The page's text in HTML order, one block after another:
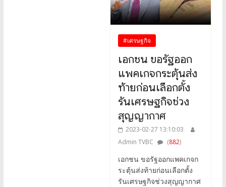
#เศรษฐกิจ
เอกชน ขอรัฐออก
แพคเกจกระตุ้นส่ง
ท้ายก่อนเลือกตั้ง
รันเศรษฐกิจช่วง
สุญญากาศ
2023-02-27 13:10:03
Admin TVBC
(882)
เอกชน ขอรัฐออกแพคเกจก
ระตุ้นส่งท้ายก่อนเลือกตั้ง
รันเศรษฐกิจช่วงสุญญากาศ